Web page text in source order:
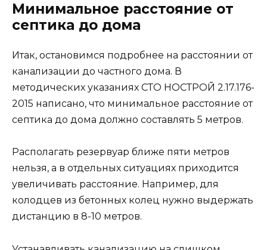
Минимальное расстояние от
септика до дома
Итак, остановимся подробнее на расстоянии от
канализации до частного дома. В
методических указаниях СТО НОСТРОЙ 2.17.176-
2015 написано, что минимальное расстояние от
септика до дома должно составлять 5 метров.
Располагать резервуар ближе пяти метров
нельзя, а в отдельных ситуациях приходится
увеличивать расстояние. Например, для
колодцев из бетонных колец нужно выдержать
дистанцию в 8-10 метров.